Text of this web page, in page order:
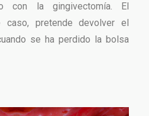
con la gingivectomía. El
pretende devolver el
se ha perdido la bolsa